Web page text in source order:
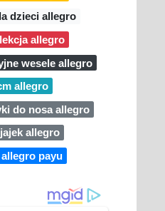
dzieci allegro
allegro
wesele allegro
allegro
do nosa allegro
allegro
payu